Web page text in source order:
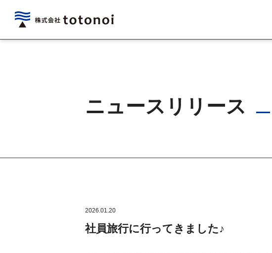
ニュースリリース
2026.01.20
社員旅行に行ってきました♪